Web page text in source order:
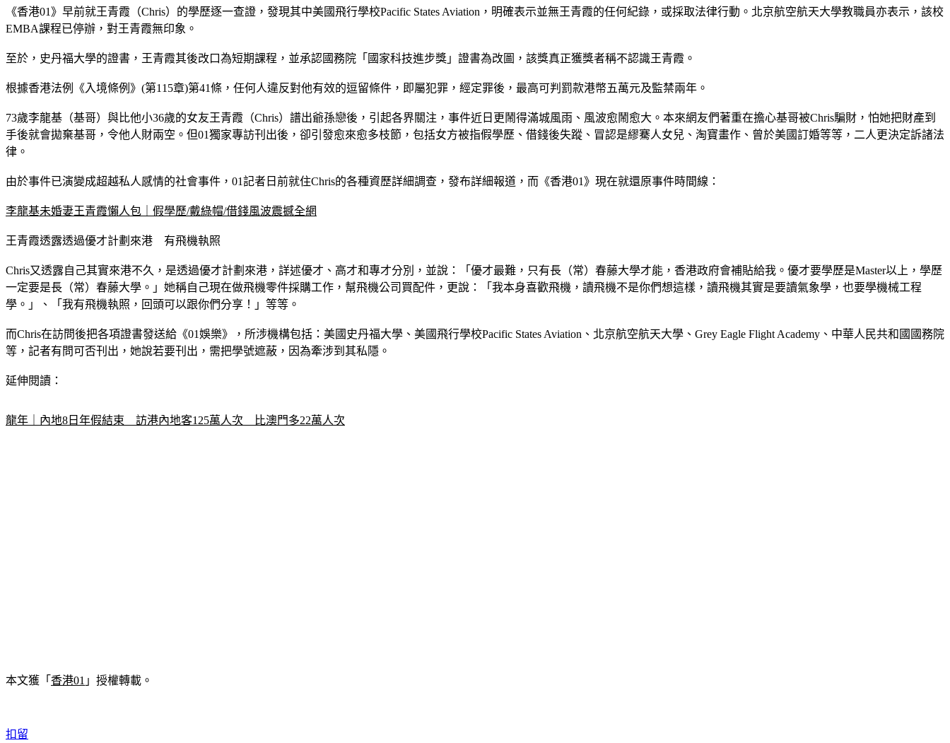
《香港01》早前就王青霞（Chris）的學歷逐一查證，發現其中美國飛行學校Pacific States Aviation，明確表示並無王青霞的任何紀錄，或採取法律行動。北京航空航天大學教職員亦表示，該校
EMBA課程已停辦，對王青霞無印象。
至於，史丹福大學的證書，王青霞其後改口為短期課程，並承認國務院「國家科技進步獎」證書為改圖，該獎真正獲獎者稱不認識王青霞。
根據香港法例《入境條例》(第115章)第41條，任何人違反對他有效的逗留條件，即屬犯罪，經定罪後，最高可判罰款港幣五萬元及監禁兩年。
73歲李龍基（基哥）與比他小36歲的女友王青霞（Chris）譜出爺孫戀後，引起各界關注，事件近日更鬧得滿城風雨、風波愈鬧愈大。本來網友們著重在擔心基哥被Chris騙財，怕她把財產到
手後就會拋棄基哥，令他人財兩空。但01獨家專訪刊出後，卻引發愈來愈多枝節，包括女方被指假學歷、借錢後失蹤、冒認是繆騫人女兒、淘寶畫作、曾於美國訂婚等等，二人更決定訴諸法
律。
由於事件已演變成超越私人感情的社會事件，01記者日前就住Chris的各種資歷詳細調查，發布詳細報道，而《香港01》現在就還原事件時間線：
李龍基未婚妻王青霞懶人包｜假學歷/戴綠帽/借錢風波震撼全網
王青霞透露透過優才計劃來港　有飛機執照
Chris又透露自己其實來港不久，是透過優才計劃來港，詳述優才、高才和專才分別，並說：「優才最難，只有長（常）春藤大學才能，香港政府會補貼給我。優才要學歷是Master以上，學歷
一定要是長（常）春藤大學。」她稱自己現在做飛機零件採購工作，幫飛機公司買配件，更說：「我本身喜歡飛機，讀飛機不是你們想這樣，讀飛機其實是要讀氣象學，也要學機械工程
學。」、「我有飛機執照，回頭可以跟你們分享！」等等。
而Chris在訪問後把各項證書發送給《01娛樂》，所涉機構包括：美國史丹福大學、美國飛行學校Pacific States Aviation、北京航空航天大學、Grey Eagle Flight Academy、中華人民共和國國務院
等，記者有問可否刊出，她說若要刊出，需把學號遮蔽，因為牽涉到其私隱。
延伸閱讀：
龍年｜內地8日年假結束　訪港內地客125萬人次　比澳門多22萬人次
本文獲「 香港01 」授權轉載。
扣留